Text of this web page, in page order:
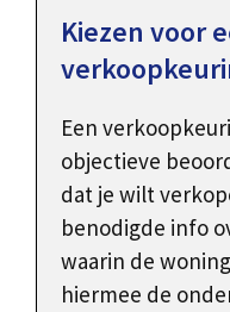
Kiezen voor
Een
objectieve
dat je wilt
benodigde info
waarin de
hiermee de